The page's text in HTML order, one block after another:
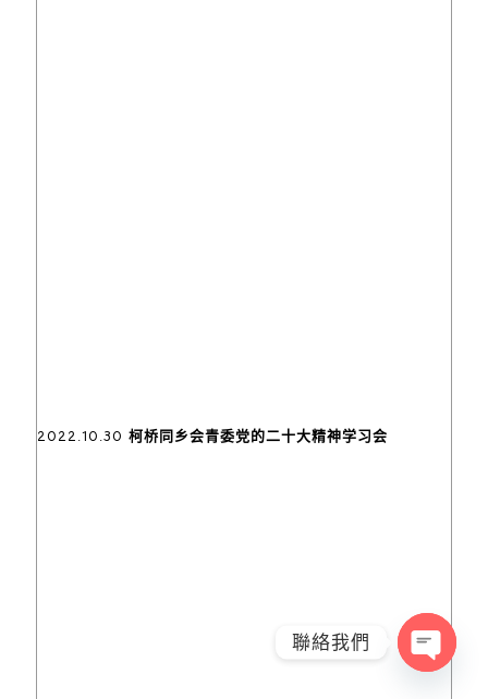
2022.10.30 柯桥同乡会青委党的二十大精神学习会
聯絡我們